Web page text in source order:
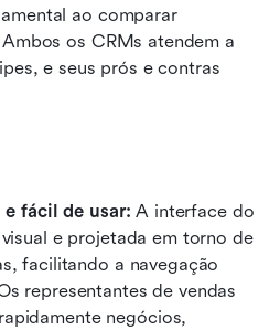
ao comparar
os CRMs atendem a
e seus prós e contras
e fácil de usar: A interface do
e projetada em torno de
facilitando a navegação
representantes de vendas